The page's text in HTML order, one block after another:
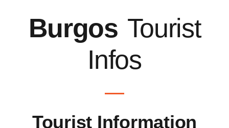
Burgos Tourist
Infos
Tourist Information